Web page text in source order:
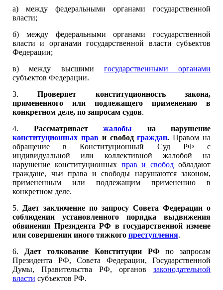
а) между федеральными органами государственной
власти;
б) между федеральными органами государственной
власти и органами государственной власти субъектов
Федерации;
в) между высшими государственными органами
субъектов Федерации.
3.Проверяет конституционность закона,
примененного или подлежащего применению в
конкретном деле, по запросам судов.
4. Рассматривает жалобы на нарушение
конституционных прави свободграждан. Правом на
обращение в Конституционный Суд РФ с
индивидуальной или коллективной жалобой на
нарушение конституционных прав и свобод обладают
граждане, чьи права и свободы нарушаются законом,
примененным или подлежащим применению в
конкретном деле.
5.
Дает заключение по запросу Совета Федерации о
соблюдении установленного порядка выдвижения
обвинения Президента РФ в государственной измене
или совершении иного тяжкого преступления.
6.
Дает толкование Конституции РФ по запросам
Президента РФ, Совета Федерации, Государственной
Думы, Правительства РФ, органов законодательной
власти субъектов РФ.